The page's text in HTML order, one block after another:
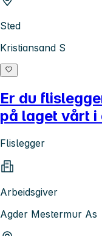
Sted
Kristiansand S
Er du
på laget vårt i
Flislegger
Arbeidsgiver
Agder Mestermur As